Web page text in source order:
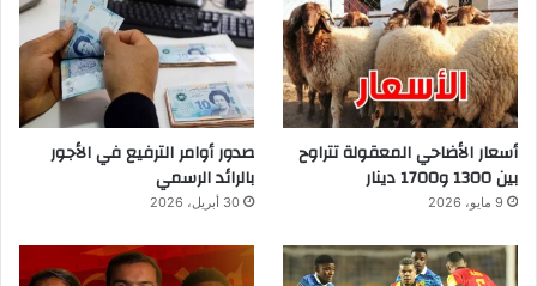
أسعار الأضاحي المعقولة تتراوح
بين 1300 و1700 دينار
9 مايو، 2026
صدور أوامر الترفيع في الأجور
بالرائد الرسمي
30 أبريل، 2026